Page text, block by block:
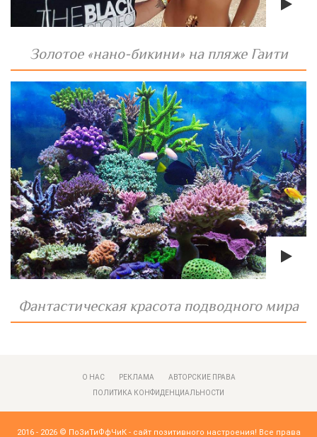
Золотое «нано-бикини» на пляже Гаити
Фантастическая красота подводного мира
О НАС РЕКЛАМА
АВТОРСКИЕ ПРАВА
ПОЛИТИКА КОНФИДЕНЦИАЛЬНОСТИ
2016 - 2026 © ПоЗиТиФфЧиК - сайт позитивного настроения! Все права